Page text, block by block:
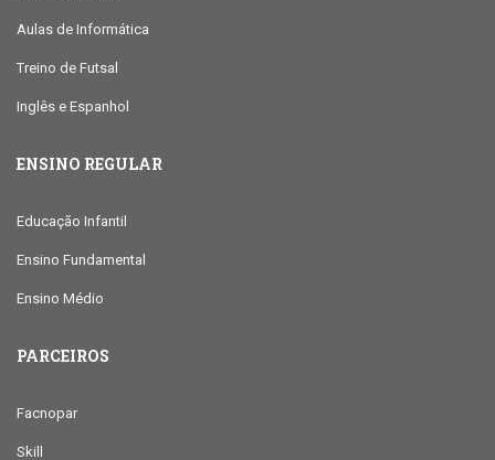
Aulas de Informática
Treino de Futsal
Inglês e Espanhol
ENSINO REGULAR
Educação Infantil
Ensino Fundamental
Ensino Médio
PARCEIROS
Facnopar
Skill